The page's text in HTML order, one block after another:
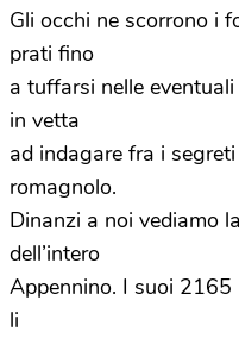
Gli occhi ne scorrono i
prati fino
a tuffarsi nelle
in vetta
ad indagare fra i
romagnolo.
Dinanzi a noi vediamo
dell’intero
Appennino. I suoi 2165
li